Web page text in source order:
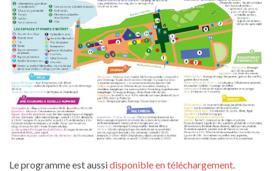
Le programme est aussidisponible en téléchargement